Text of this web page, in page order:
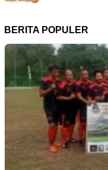
BERITA POPULER